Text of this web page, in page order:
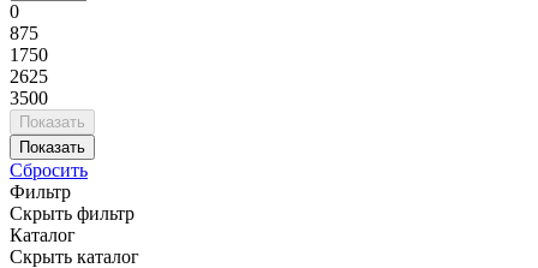
0
875
1750
2625
3500
Сбросить
Фильтр
Скрыть фильтр
Каталог
Скрыть каталог